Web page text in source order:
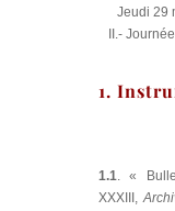
Jeudi 29
II.-
1.
1.1. «
XXXIII,